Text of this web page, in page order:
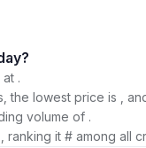
is today?
.
the lowest price is ,
volume of .
ranking it # among all